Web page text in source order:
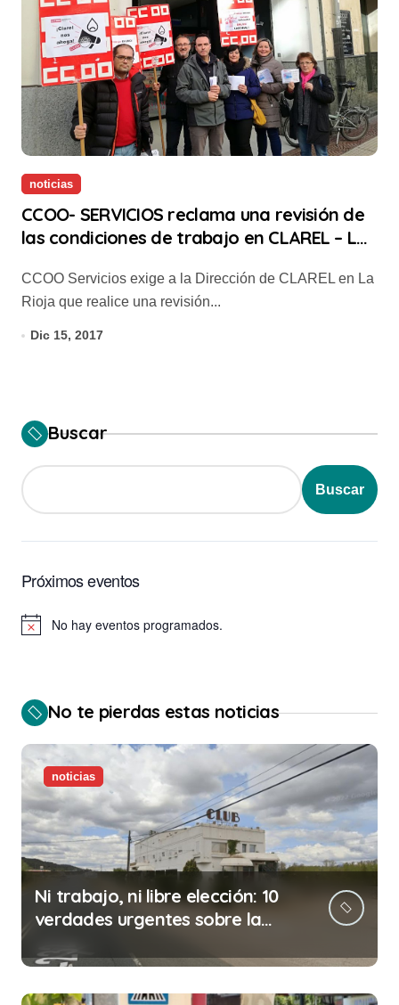
noticias
CCOO- SERVICIOS reclama una revisión de
las condiciones de trabajo en CLAREL – La
CCOO Servicios exige a la Dirección de CLAREL en La
Rioja que realice una revisión...
Dic 15, 2017
Buscar
Buscar
Próximos eventos
Aviso No hay eventos programados.
No te pierdas estas noticias
noticias
Ni trabajo, ni libre elección: 10
verdades urgentes sobre la